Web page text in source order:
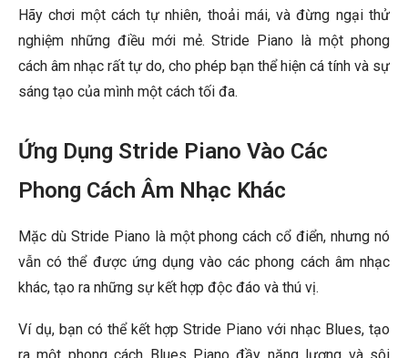
Hãy chơi một cách tự nhiên, thoải mái, và đừng ngại thử
nghiệm những điều mới mẻ. Stride Piano là một phong
cách âm nhạc rất tự do, cho phép bạn thể hiện cá tính và sự
sáng tạo của mình một cách tối đa.
Ứng Dụng Stride Piano Vào Các
Phong Cách Âm Nhạc Khác
Mặc dù Stride Piano là một phong cách cổ điển, nhưng nó
vẫn có thể được ứng dụng vào các phong cách âm nhạc
khác, tạo ra những sự kết hợp độc đáo và thú vị.
Ví dụ, bạn có thể kết hợp Stride Piano với nhạc Blues, tạo